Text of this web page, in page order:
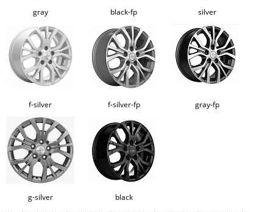
gray black-fp silver
f-silver f-silver-fp gray-fp
g-silver black